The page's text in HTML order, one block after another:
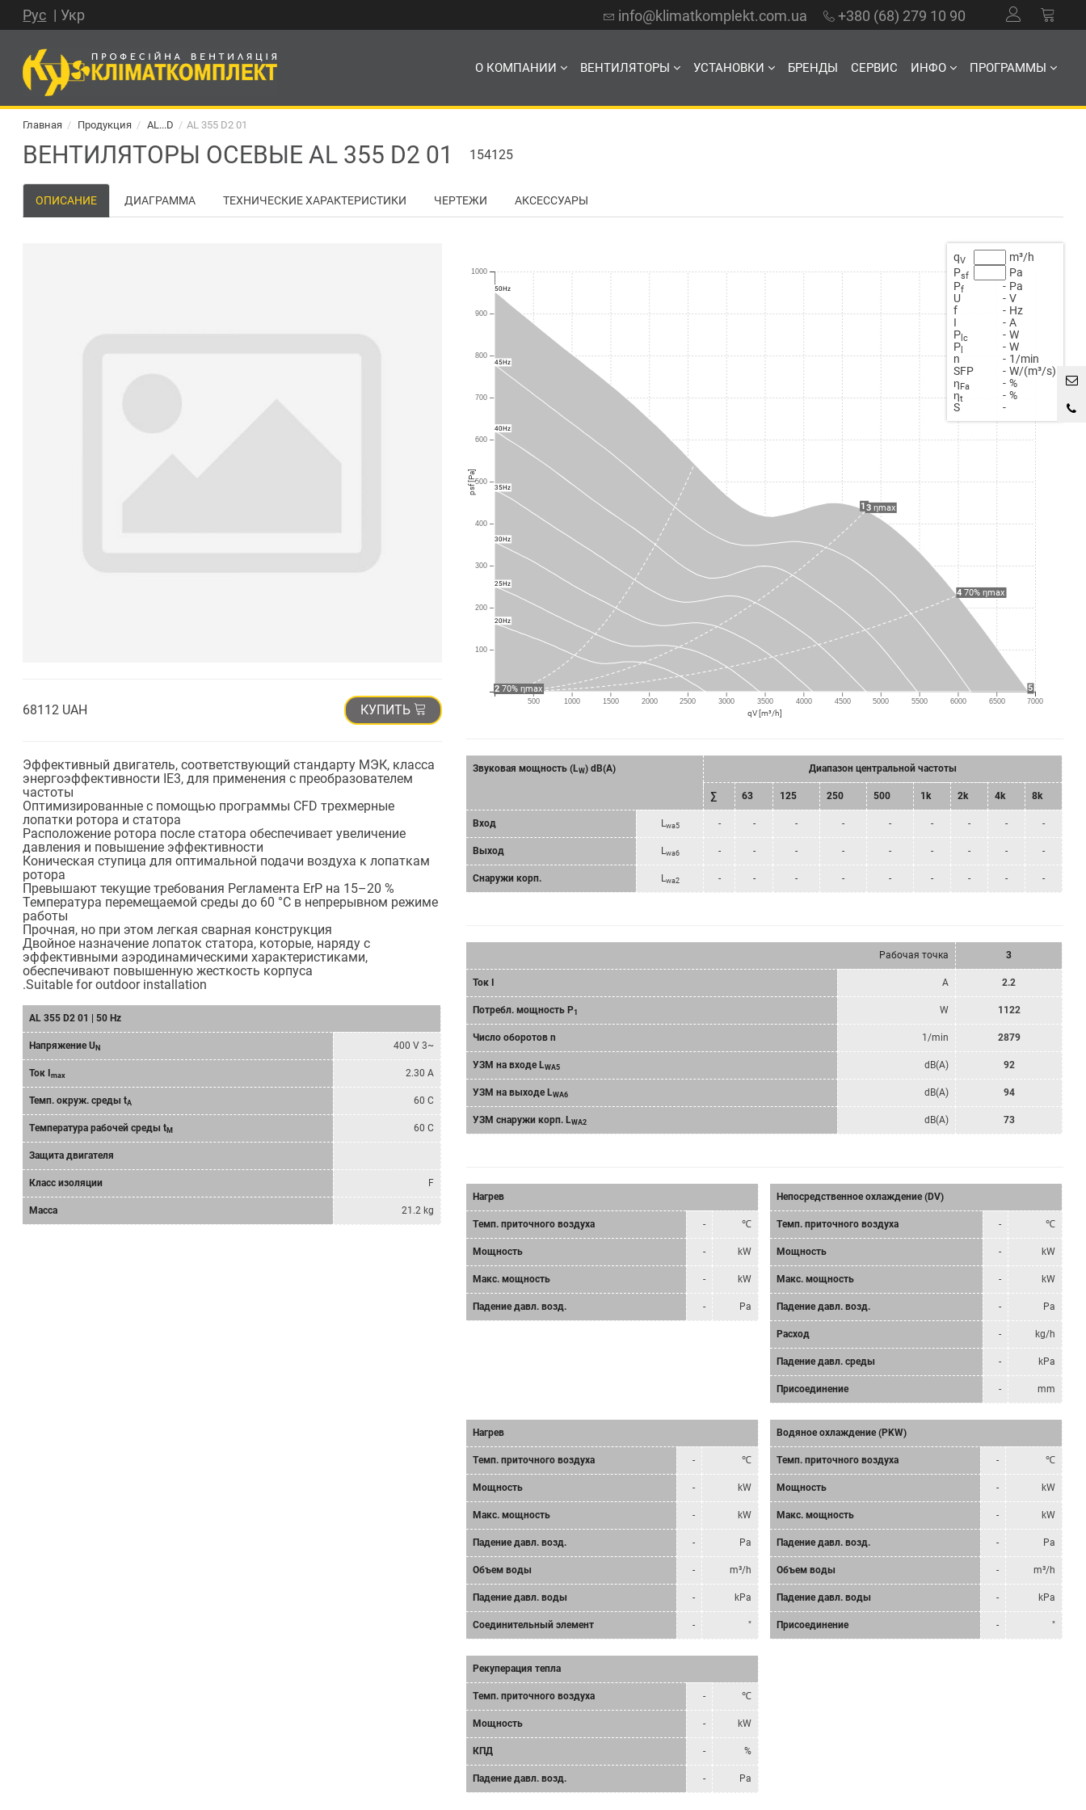
Рус Укр info@klimatkomplekt.com.ua +380 (68) 279 10 90
О КОМПАНИИ ВЕНТИЛЯТОРЫ УСТАНОВКИ БРЕНДЫ СЕРВИС ИНФО ПРОГРАММЫ
Главная Продукция AL...D AL 355 D2 01
ВЕНТИЛЯТОРЫ ОСЕВЫЕ AL 355 D2 01 154125
ОПИСАНИЕ ДИАГРАММА ТЕХНИЧЕСКИЕ ХАРАКТЕРИСТИКИ ЧЕРТЕЖИ АКСЕССУАРЫ
68112 UAH КУПИТЬ
Эффективный двигатель, соответствующий стандарту МЭК, класса
энергоэффективности IE3, для применения с преобразователем
частоты
Оптимизированные с помощью программы CFD трехмерные
лопатки ротора и статора
Расположение ротора после статора обеспечивает увеличение
давления и повышение эффективности
Коническая ступица для оптимальной подачи воздуха к лопаткам
ротора
Превышают текущие требования Регламента ErP на 15–20 %
Температура перемещаемой среды до 60 °C в непрерывном режиме
работы
Прочная, но при этом легкая сварная конструкция
Двойное назначение лопаток статора, которые, наряду с
эффективными аэродинамическими характеристиками,
обеспечивают повышенную жесткость корпуса
.Suitable for outdoor installation
AL 355 D2 01 | 50 Hz
Напряжение UN 400 V 3~
Ток Imax 2.30 A
Темп. окруж. среды tA 60 C
Tемпературa рабочeй среды tM 60 C
Защита двигателя
Класс изоляции F
Масса 21.2 kg
500 1000 1500 2000 2500 3000 3500 4000 4500 5000 5500 6000 6500 7000
psf [Pa]
1000
900
800
700
600
500
400
300
200
100
qV [m³/h]
20Hz
25Hz
30Hz
35Hz
40Hz
45Hz
50Hz
1
2 70% ηmax
3ηmax
4 70% ηmax
5
qV
m³/h
Psf
Pa
Pf - Pa
U
- V
f
- Hz
Ι
- A
Ρ lc - W
Ρ
- W
n
- 1/min
SFP
- W/(m³/s)
ηFa - %
ηt - %
S
-
Звуковая мощность (LW) dB(A) Диапазон центральной частоты
∑ 63 125 250 500 1k 2k 4k 8k
Bход Lwa5 - - - - - - - - -
Bыход Lwa6 - - - - - - - - -
Снаружи корп. Lwa2 - - - - - - - - -
Рабочая точка 3
Ток I A 2.2
Потребл. мощность P1 W 1122
Число оборотов n 1/min 2879
УЗМ на входе LWA5 dB(A) 92
УЗМ на выходе LWA6 dB(A) 94
УЗМ снаружи корп. LWA2 dB(A) 73
Нагрев
Tемп. приточного воздуха - ℃
Мощность - kW
Mакс. мощность - kW
Падение давл. возд. - Pa
Непосредственное охлаждение (DV)
Tемп. приточного воздуха - ℃
Мощность - kW
Mакс. мощность - kW
Падение давл. возд. - Pa
Расход - kg/h
Падение давл. среды - kPa
Присоединение - mm
Нагрев
Tемп. приточного воздуха - ℃
Мощность - kW
Mакс. мощность - kW
Падение давл. возд. - Pa
Объем воды - m³/h
Падение давл. воды - kPa
Соединительный элемент - "
Водяное охлаждение (PKW)
Tемп. приточного воздуха - ℃
Мощность - kW
Mакс. мощность - kW
Падение давл. возд. - Pa
Объем воды - m³/h
Падение давл. воды - kPa
Присоединение - "
Рекуперация тепла
Tемп. приточного воздуха - ℃
Мощность - kW
КПД - %
Падение давл. возд. - Pa